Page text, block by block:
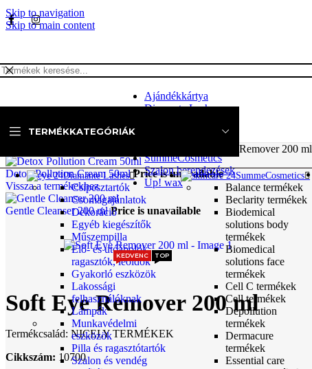
Skip to navigation
Skip to main content
Ajándékkártya
Diamante Lashes
SummeCosmetics
Szalon berendezések
Up! wax
TERMÉKKATEGÓRIÁK
Diamante Lashes
Csipesztartók
Csomagajánlatok
Dekoráció
Egyéb kiegészítők
Műszempilla
KEDVENC
Elő- és utóápolók,
ragasztók, leoldók
Gyakorló eszközök
Lakossági
felhasználóknak
Lámpák
Munkavédelmi
eszközök
Pilla és ragasztótartók
TOP
Szalon és vendég
SummeCosmetics
Balance termékek
Beclarity termékek
Biodemical
solutions body
termékek
Biomedical
solutions face
termékek
Cell C termékek
Cell termékek
Depollution
termékek
Dermacure
termékek
Essential care
Soft Eye Remover 200 ml
Detox Pollution Cream 50mlPrice is unavailable
Vissza a termékekhez
Gentle Cleanser 200 mlPrice is unavailable
Soft Eye Remover 200 ml
Termékcsalád: NICELY TERMÉKEK
Cikkszám: 10700